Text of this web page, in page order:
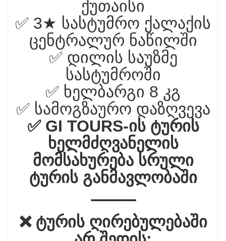
ქუთაისი
✅ 3★ სასტუმრო ქალაქის
ცენტრალურ ნაწილში
✅ დილის საუზმე
სასტუმროში
✅ ხელბარგი 8 კგ
✅ სამოგზაურო დაზღვევა
✅ GI TOURS-ის ტურის
ხელმძღვანელის
მომსახურება სრული
ტურის განმავლობაში
⸻
❌ ტურის ღირებულებაში